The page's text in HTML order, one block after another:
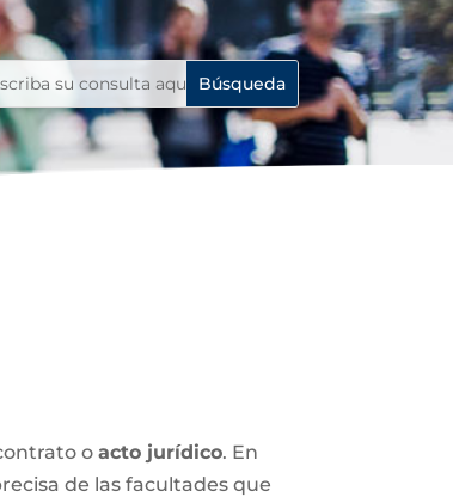
oacto jurídico. En
de las facultades que